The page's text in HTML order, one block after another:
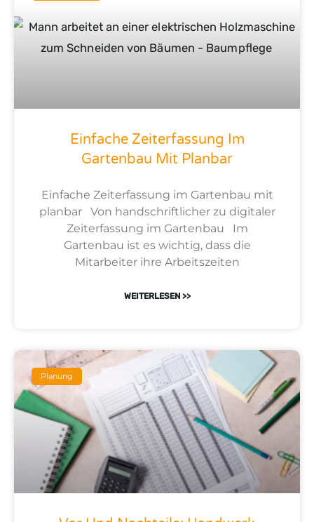
Einfache Zeiterfassung Im
Gartenbau Mit Planbar
Einfache Zeiterfassung im Gartenbau mit
planbar Von handschriftlicher zu digitaler
Zeiterfassung im Gartenbau Im
Gartenbau ist es wichtig, dass die
Mitarbeiter ihre Arbeitszeiten
WEITERLESEN >>
Planung